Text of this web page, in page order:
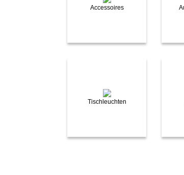
Accessoires
Tischleuchten